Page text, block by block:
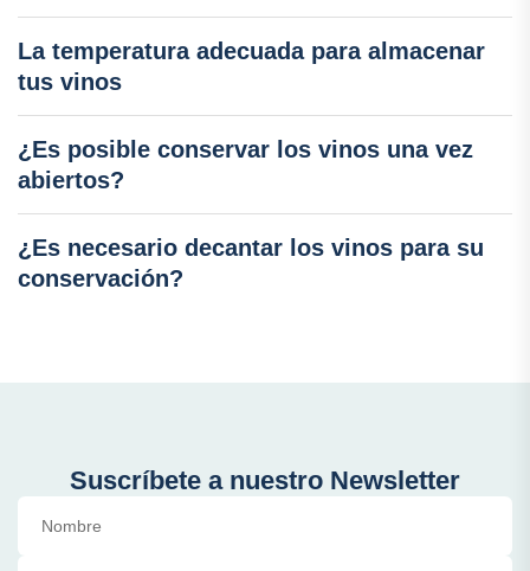
La temperatura adecuada para almacenar
tus vinos
¿Es posible conservar los vinos una vez
abiertos?
¿Es necesario decantar los vinos para su
conservación?
Suscríbete a nuestro Newsletter